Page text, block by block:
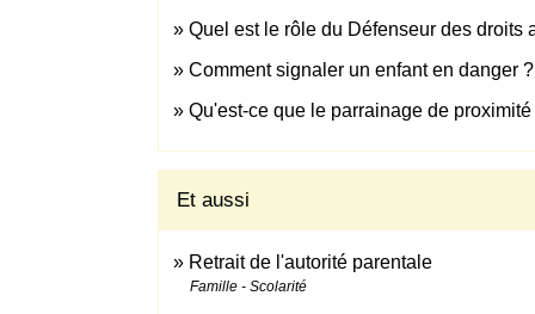
Quel est le rôle du Défenseur des droits
Comment signaler un enfant en danger ?
Qu'est-ce que le parrainage de proximité
Et aussi
Retrait de l'autorité parentale
Famille - Scolarité